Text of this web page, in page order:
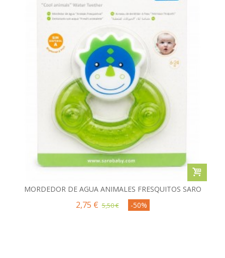
MORDEDOR DE AGUA ANIMALES FRESQUITOS SARO
2,75 € 5,50 € -50%